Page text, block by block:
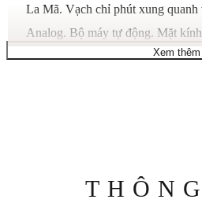
La Mã. Vạch chỉ phút xung quanh
Analog. Bộ máy tự động. Mặt
xước. Núm vặn kéo/đẩy. NắpXem thêm